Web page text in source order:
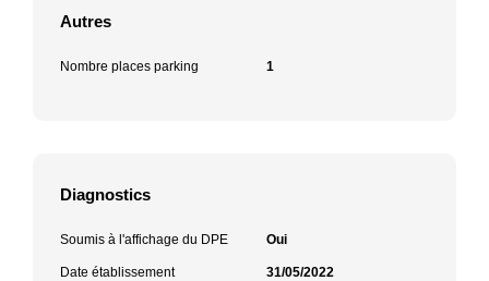
Autres
Nombre places parking 1
Diagnostics
Soumis à l'affichage du DPE Oui
Date établissement
31/05/2022